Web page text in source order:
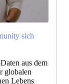
sich
aus dem
globalen
Lebens